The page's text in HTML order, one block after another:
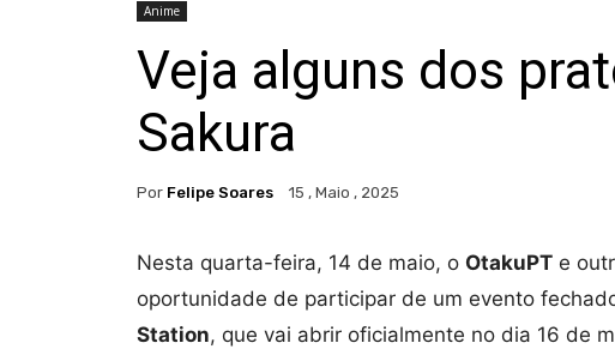
Anime
Veja alguns dos
Sakura
Por Felipe Soares 15 , Maio , 2025
Nesta quarta-feira, 14 de maio, o OtakuPT e
oportunidade de participar de um evento
Station, que vai abrir oficialmente no dia 16 de